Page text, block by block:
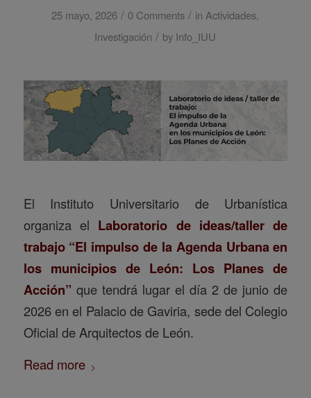
25 mayo, 2026 / 0 Comments / in Actividades,
Investigación / by Info_IUU
El Instituto Universitario de Urbanística
organiza el Laboratorio de ideas/taller de
trabajo “El impulso de la Agenda Urbana en
los municipios de León: Los Planes de
Acción” que tendrá lugar el día 2 de junio de
2026 en el Palacio de Gaviria, sede del Colegio
Oficial de Arquitectos de León.
Read more